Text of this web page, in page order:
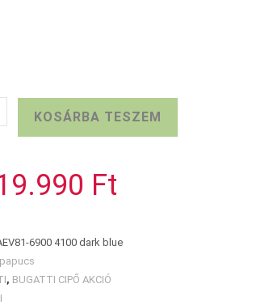
KOSÁRBA TESZEM
price
was:
Ft
6900 4100 dark blue
, BUGATTI CIPŐ AKCIÓ